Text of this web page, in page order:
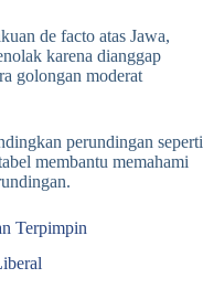
de facto atas Jawa,
karena dianggap
golongan moderat
perundingan seperti
membantu memahami
Terpimpin